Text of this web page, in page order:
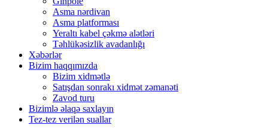
Asma nərdivan
Asma platforması
Yeraltı kabel çəkmə alətləri
Təhlükəsizlik avadanlığı
Xəbərlər
Bizim haqqımızda
Bizim xidmətlə
Satışdan sonrakı xidmət zəmanəti
Zavod turu
Bizimlə əlaqə saxlayın
Tez-tez verilən suallar